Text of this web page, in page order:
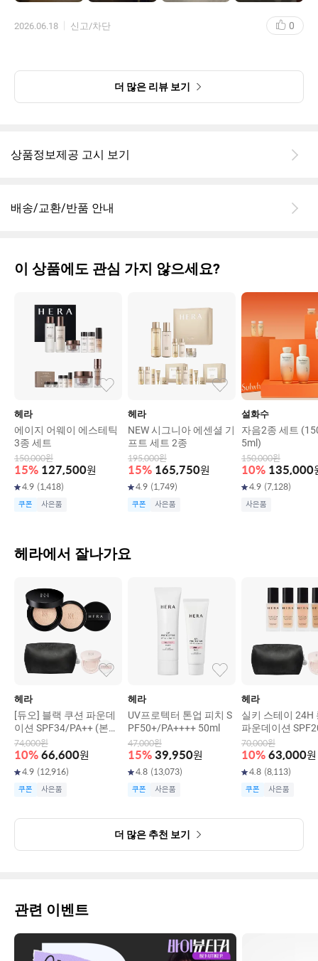
사업자 주소 서울시 용산구 한강대로 100
고객 문의 대표 번호 0800305454
사업자 번호 106-86-43373
통신판매신고번호 2017-서울용산-1308
2026.06.18 신고/차단 0
더 많은 리뷰 보기
상품정보제공 고시 보기
배송/교환/반품 안내
이 상품에도 관심 가지 않으세요?
헤라
에이지 어웨이 에스테틱
3종 세트
150,000원
15% 127,500원
4.9 (1,418)
쿠폰 사은품
헤라
NEW 시그니아 에센셜 기
프트 세트 2종
195,000원
15% 165,750원
4.9 (1,749)
쿠폰 사은품
설화수
자음2종 세트
5ml)
150,000원
10% 135,000
4.9 (7,128)
사은품
헤라에서 잘나가요
헤라
[듀오] 블랙 쿠션 파운데
이션 SPF34/PA++ (본품
15g+리필15g)
74,000원
10% 66,600원
4.9 (12,916)
쿠폰 사은품
헤라
UV프로텍터 톤업 피치 S
PF50+/PA++++ 50ml
47,000원
15% 39,950원
4.8 (13,073)
쿠폰 사은품
헤라
실키 스테이 24H
파운데이션
+ 30g
70,000원
10% 63,000원
4.8 (8,113)
쿠폰 사은품
더 많은 추천 보기
관련 이벤트